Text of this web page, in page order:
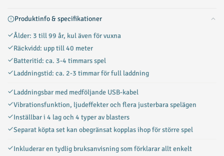
Produktinfo & specifikationer
Ålder: 3 till 99 år, kul även för vuxna
Räckvidd: upp till 40 meter
Batteritid: ca. 3-4 timmars spel
Laddningstid: ca. 2-3 timmar för full laddning
Laddningsbar med medföljande USB-kabel
Vibrationsfunktion, ljudeffekter och flera justerbara spelägen
Inställbar i 4 lag och 4 typer av blasters
Separat köpta set kan obegränsat kopplas ihop för större spel
Inkluderar en tydlig bruksanvisning som förklarar allt enkelt